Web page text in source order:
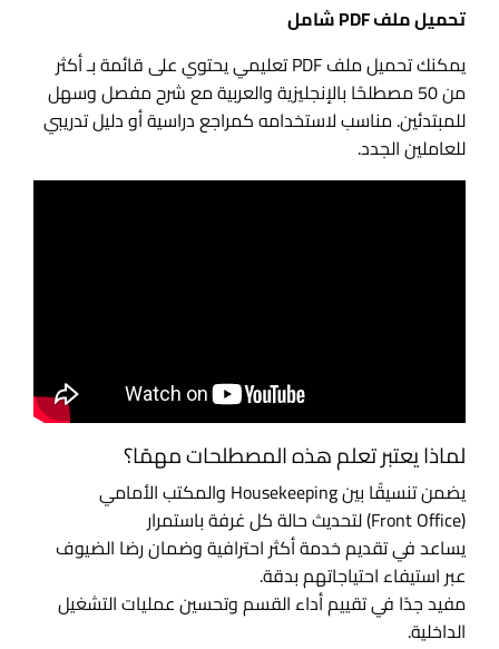
تحميل ملف PDF شامل
يمكنك تحميل ملف PDF تعليمي يحتوي على قائمة بـ أكثر
من 50 مصطلحًا بالإنجليزية والعربية مع شرح مفصل وسهل
للمبتدئين. مناسب لاستخدامه كمراجع دراسية أو دليل تدريبي
للعاملين الجدد.
لماذا يعتبر تعلم هذه المصطلحات مهمًا؟
يضمن تنسيقًا بين Housekeeping والمكتب الأمامي
(Front Office) لتحديث حالة كل غرفة باستمرار
يساعد في تقديم خدمة أكثر احترافية وضمان رضا الضيوف
عبر استيفاء احتياجاتهم بدقة.
مفيد جدًا في تقييم أداء القسم وتحسين عمليات التشغيل
الداخلية.